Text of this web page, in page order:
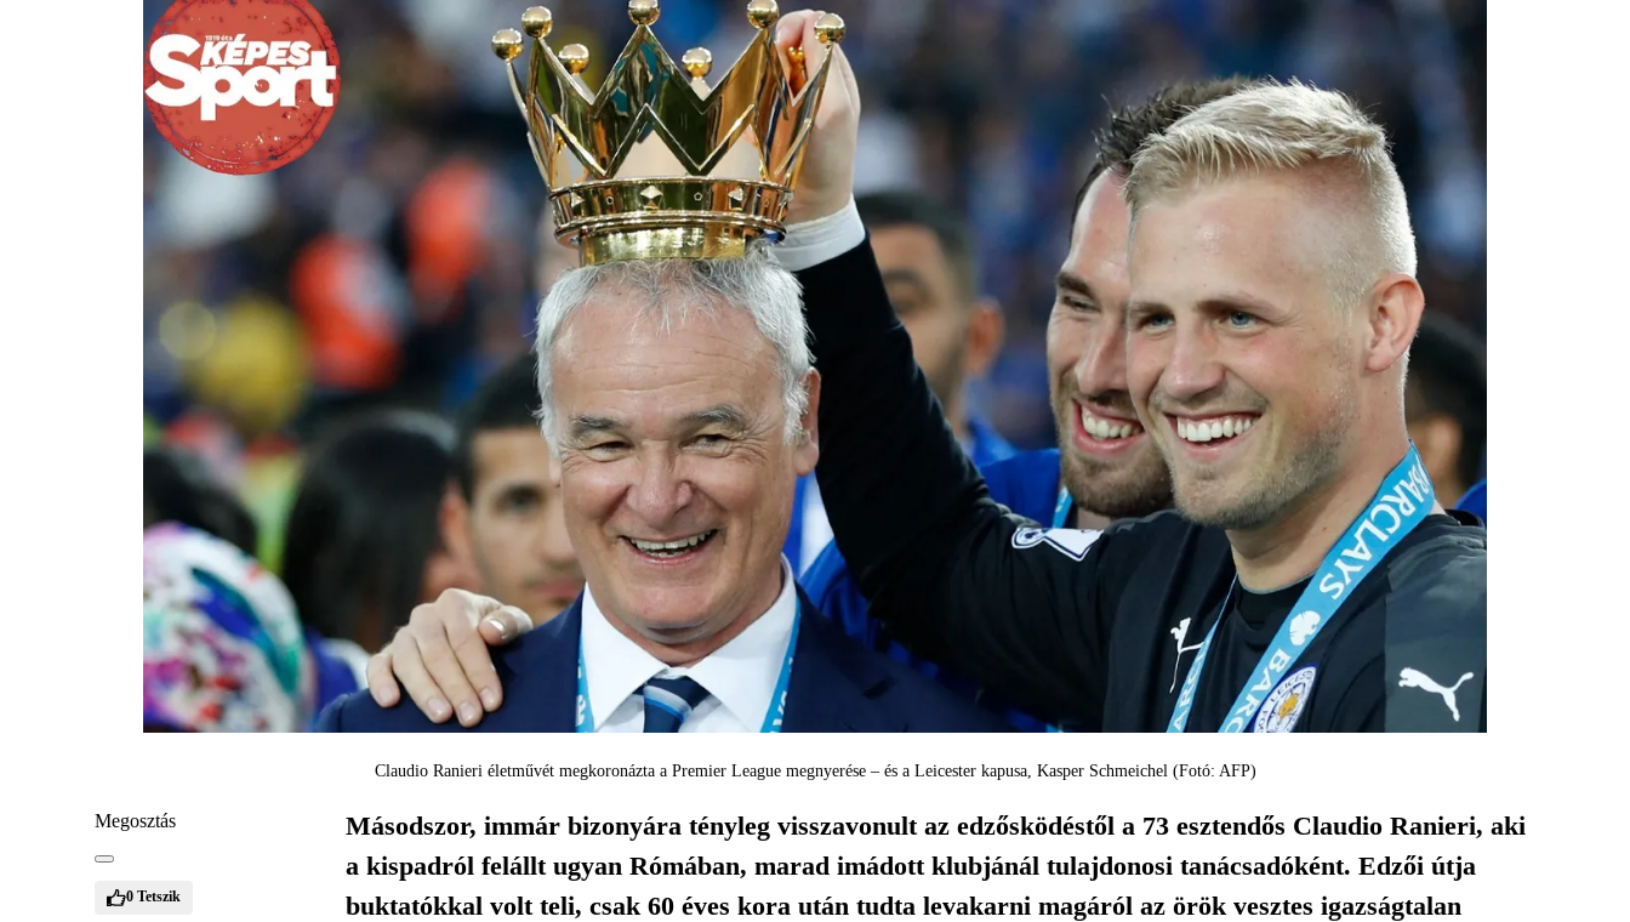
Claudio Ranieri életművét megkoronázta a Premier League megnyerése – és a Leicester kapusa, Kasper Schmeichel (Fotó: AFP)
Megosztás
0 Tetszik
Másodszor, immár bizonyára tényleg visszavonult az edzősködéstől a 73 esztendős Claudio Ranieri, aki
a kispadról felállt ugyan Rómában, marad imádott klubjánál tulajdonosi tanácsadóként. Edzői útja
buktatókkal volt teli, csak 60 éves kora után tudta levakarni magáról az örök vesztes igazságtalan